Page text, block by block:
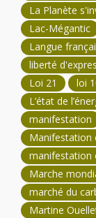
La Planète
Lac-Mégantic
Langue
liberté
Loi 21
loi
L’état de
manifestation
Manifestation
manifestation
Marche
marché du
Martine